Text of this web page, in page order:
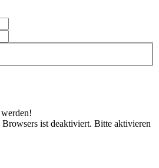
ist deaktiviert. Bitte aktivieren